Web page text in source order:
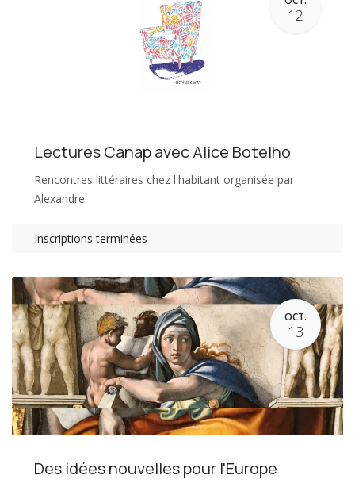
12
Lectures Canap avec Alice Botelho
Rencontres littéraires chez l'habitant organisée par
Alexandre
Inscriptions terminées
OCT.
13
Des idées nouvelles pour l'Europe